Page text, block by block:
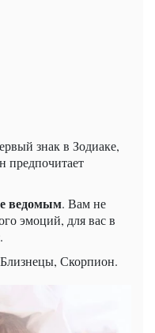
знак в Зодиаке,
предпочитает
ведомым. Вам не
эмоций, для вас в
Скорпион.